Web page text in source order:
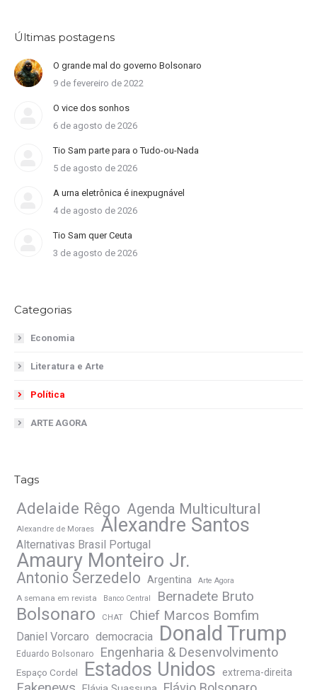
Últimas postagens
O grande mal do governo Bolsonaro
9 de fevereiro de 2022
O vice dos sonhos
6 de agosto de 2026
Tio Sam parte para o Tudo-ou-Nada
5 de agosto de 2026
A urna eletrônica é inexpugnável
4 de agosto de 2026
Tio Sam quer Ceuta
3 de agosto de 2026
Categorias
Economia
Literatura e Arte
Política
ARTE AGORA
Tags
Adelaide Rêgo Agenda Multicultural
Alexandre de Moraes Alexandre Santos
Alternativas Brasil Portugal
Amaury Monteiro Jr.
Antonio Serzedelo Argentina Arte Agora
A semana em revista Banco Central Bernadete Bruto
Bolsonaro CHAT Chief Marcos Bomfim
Daniel Vorcaro democracia Donald Trump
Eduardo Bolsonaro Engenharia & Desenvolvimento
Espaço Cordel Estados Unidos extrema-direita